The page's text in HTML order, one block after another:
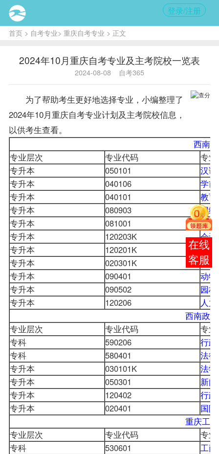
登录/注册
首页> 自考专业> 重庆自考专业 > 正文
2024年10月重庆自考专业及主考院校一览表
2024-08-08 自考365
为了帮助考生更好地选择专业，小编整理了
2024年10月重庆自考专业计划及主考院校信息，
以供考生查看。
西南
专业层次
专业代码
专
专升本
050101
汉
专升本
040106
学
专升本
040101
教
专升本
080903
网
专升本
081001
土
专升本
120203K
会
专升本
120201K
工
专升本
020301K
金
专升本
090401
动
专升本
090502
园林
专升本
120206
人
西南政
专业层次
专业代码
专
专科
590206
行
专科
580401
法
专升本
030101K
法学
专升本
050301
新
专升本
120402
行
专升本
020401
国
重庆工
专业层次
专业代码
专
专科
530601
工
报考
咨询